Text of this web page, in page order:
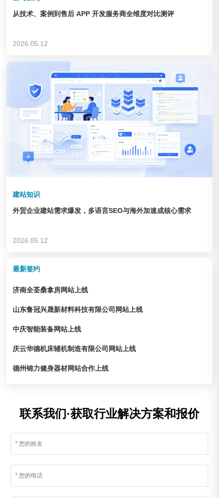
企业&集团
从技术、案例到售后 APP 开发服务商全维度对比测评
2026.05.12
建站知识
外贸企业建站需求爆发，多语言SEO与海外加速成核心需求
2026.05.12
最新签约
济南全荃桑拿房网站上线
山东鲁冠兴晟新材料科技有限公司网站上线
中庆智能装备网站上线
庆云华德机床辅机制造有限公司网站上线
德州锦力健身器材网站合作上线
联系我们·获取行业解决方案和报价